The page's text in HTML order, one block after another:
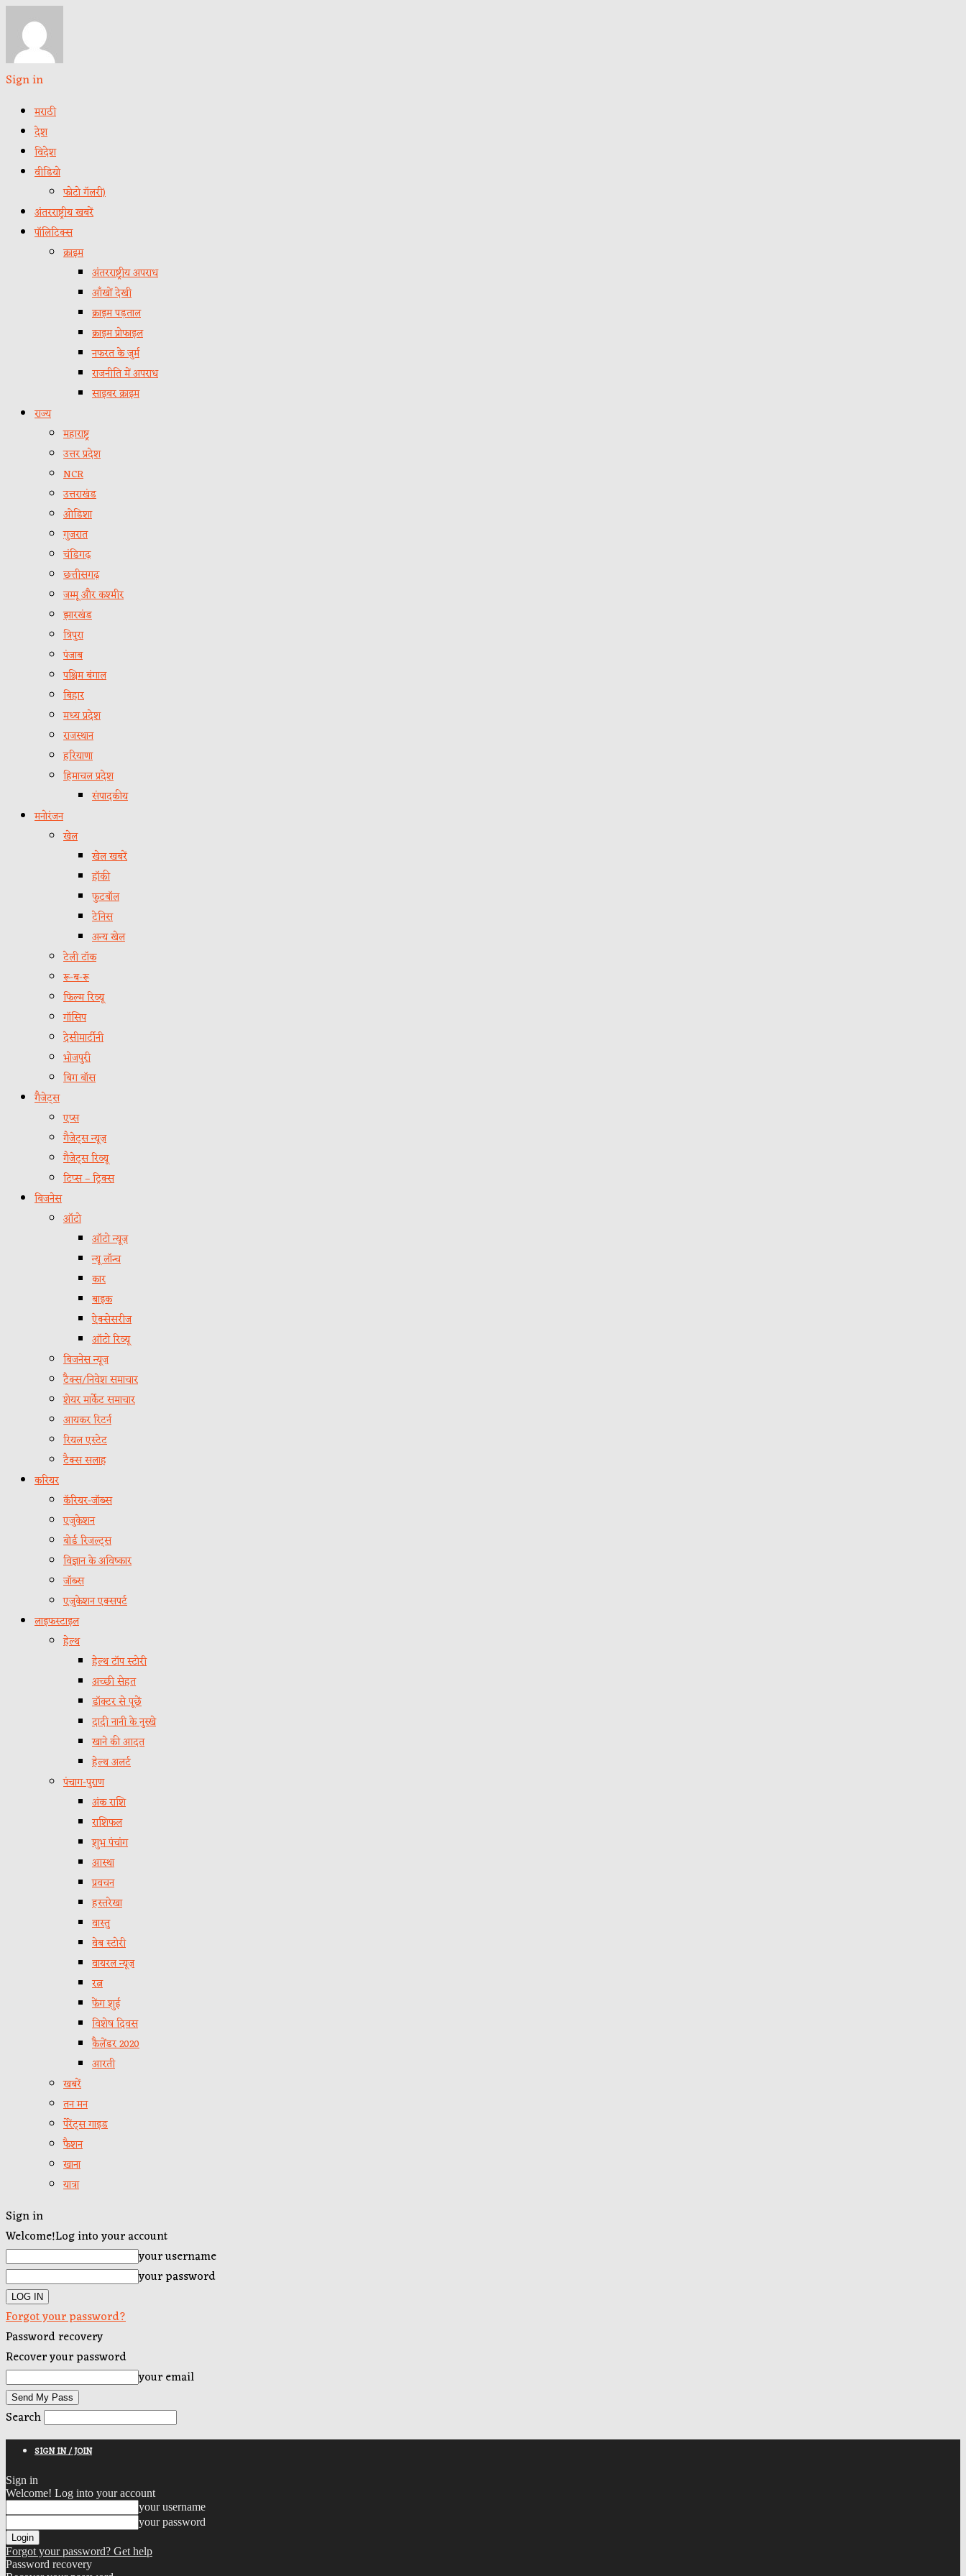
Sign in
मराठी
देश
विदेश
वीडियो
फोटो गॅलरी)
अंतरराष्ट्रीय खबरें
पॉलिटिक्स
क्राइम
अंतरराष्ट्रीय अपराध
आँखों देखी
क्राइम पड़ताल
क्राइम प्रोफाइल
नफरत के जुर्म
राजनीति में अपराध
साइबर क्राइम
राज्य
महाराष्ट्र
उत्तर प्रदेश
NCR
उत्तराखंड
ओडिशा
गुजरात
चंडिगढ़
छत्तीसगढ़
जम्मू और कश्मीर
झारखंड
त्रिपुरा
पंजाब
पश्चिम बंगाल
बिहार
मध्य प्रदेश
राजस्थान
हरियाणा
हिमाचल प्रदेश
संपादकीय
मनोरंजन
खेल
खेल खबरें
हॉकी
फुटबॉल
टेनिस
अन्य खेल
टेली टॉक
रू-ब-रू
फिल्म रिव्यू
गॉसिप
देसीमार्टीनी
भोजपुरी
बिग बॉस
गैजेट्स
एप्स
गैजेट्स न्यूज़
गैजेट्स रिव्यू
टिप्स – ट्रिक्स
बिजनेस
ऑटो
ऑटो न्यूज़
न्यू लॉन्च
कार
बाइक
ऐक्सेसरीज
ऑटो रिव्यू
बिजनेस न्यूज़
टैक्स/निवेश समाचार
शेयर मार्केट समाचार
आयकर रिटर्न
रियल एस्टेट
टैक्स सलाह
करियर
कॅरियर-जॉब्स
एजुकेशन
बोर्ड रिजल्ट्स
विज्ञान के अविष्कार
जॉब्स
एजुकेशन एक्सपर्ट
लाइफस्टाइल
हेल्थ
हेल्थ टॉप स्टोरी
अच्छी सेहत
डॉक्टर से पूछें
दादी नानी के नुस्खे
खाने की आदत
हेल्थ अलर्ट
पंचाग-पुराण
अंक राशि
राशिफल
शुभ पंचांग
आस्था
प्रवचन
हस्तरेखा
वास्तु
वेब स्टोरी
वायरल न्यूज़
रत्न
फेंग शुई
विशेष दिवस
कैलेंडर 2020
आरती
खबरें
तन मन
पेरेंट्स गाइड
फैशन
खाना
यात्रा
Sign in
Welcome!Log into your account
your username
your password
Forgot your password?
Password recovery
Recover your password
your email
Search
SIGN IN / JOIN
Sign in
Welcome! Log into your account
your username
your password
Forgot your password? Get help
Password recovery